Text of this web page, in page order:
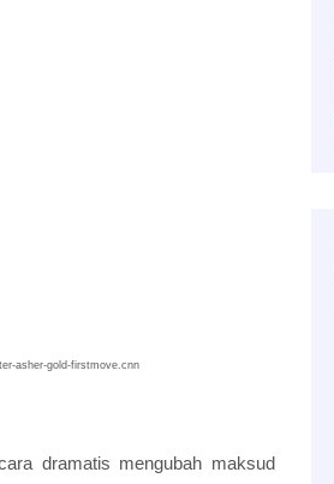
asher-gold-firstmove.cnn
dramatis mengubah maksud